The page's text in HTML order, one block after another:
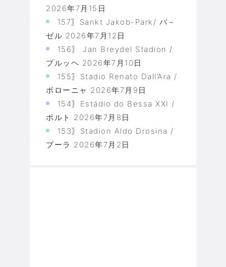
2026年7月15日
157〗Sankt Jakob-Park/ バ－
ゼル 2026年7月12日
156〗 Jan Breydel Stadion /
ブルッヘ 2026年7月10日
155〗Stadio Renato Dall’Ara /
ボローニャ 2026年7月9日
154〗Estádio do Bessa XXI /
ポルト 2026年7月8日
153〗Stadion Aldo Drosina /
プーラ 2026年7月2日